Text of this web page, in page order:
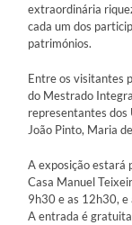
extraordinária
cada um dos
patrimónios.
Entre os visitantes
do Mestrado
representantes dos
João Pinto, Maria
A exposição estará
Casa Manuel
9h30 e as 12h30,
A entrada é